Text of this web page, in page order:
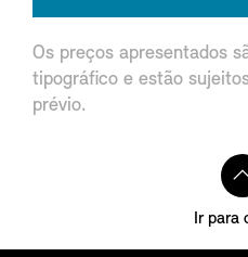
Os preços apresentados
tipográfico e estão
prévio.
Ir para